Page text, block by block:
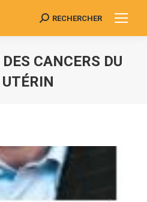
Search:
RECHERCHER
CANCERS DU